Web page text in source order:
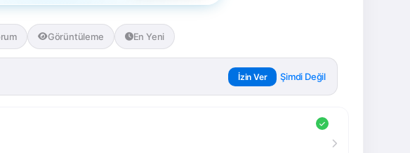
1.500 – 6.000
3.000 – 8.000
eşya miktarı ve ek hizmetlere göre değişiklik göstermektedir.
Görüntüleme En Yeni
İzin Ver Şimdi Değil